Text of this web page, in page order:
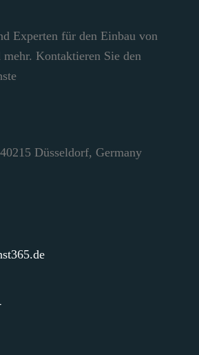
Experten für den Einbau von
Kontaktieren Sie den
Düsseldorf, Germany